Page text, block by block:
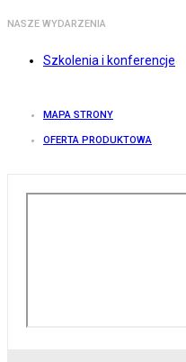
NASZE WYDARZENIA
Szkolenia i konferencje
MAPA STRONY
OFERTA PRODUKTOWA